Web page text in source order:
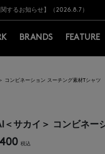
のお買上げで常時送料無料！お買
せ】(2026.8.7)
するお知らせ】（2026.8.7）
知らせ】（2026.8.5）
物のお届けについて
・ご注意事項
のお買上げで常時送料無料！お買
せ】(2026.8.7)
BRANDS FEATURE
コンビネーション スーチング素材Tシャツ
＜サカイ＞ コンビネー
税込